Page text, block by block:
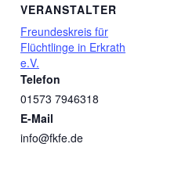
VERANSTALTER
Freundeskreis für
Flüchtlinge in Erkrath
e.V.
Telefon
01573 7946318
E-Mail
info@fkfe.de